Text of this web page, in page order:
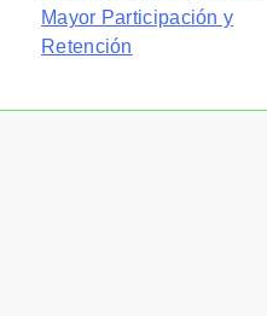
Mayor Participación y
Retención